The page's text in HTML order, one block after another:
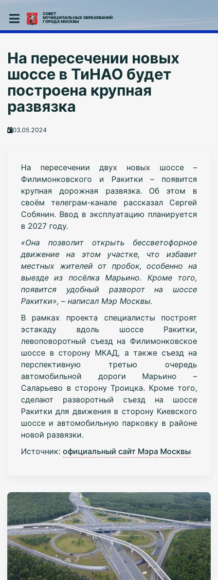
СОВЕТ
МУНИЦИПАЛЬНЫХ ОБРАЗОВАНИЙ
ГОРОДА МОСКВЫ
На пересечении новых
шоссе в ТиНАО будет
построена крупная
развязка
03.05.2024
На пересечении двух новых шоссе –
Филимонковского и Ракитки – появится
крупная дорожная развязка. Об этом в
своём телеграм-канале рассказал Сергей
Собянин. Ввод в эксплуатацию планируется
в 2027 году.
«Она позволит открыть бессветофорное
движение на этом участке, что избавит
местных жителей от пробок, особенно на
выезде из посёлка Марьино. Кроме того,
появится удобный разворот на шоссе
Ракитки», – написал Мэр Москвы.
В рамках проекта специалисты построят
эстакаду вдоль шоссе Ракитки,
левоповоротный съезд на Филимонковское
шоссе в сторону МКАД, а также съезд на
перспективную третью очередь
автомобильной дороги Марьино –
Саларьево в сторону Троицка. Кроме того,
сделают разворотный съезд на шоссе
Ракитки для движения в сторону Киевского
шоссе и автомобильную парковку в районе
новой развязки.
Источник: официальный сайт Мэра Москвы